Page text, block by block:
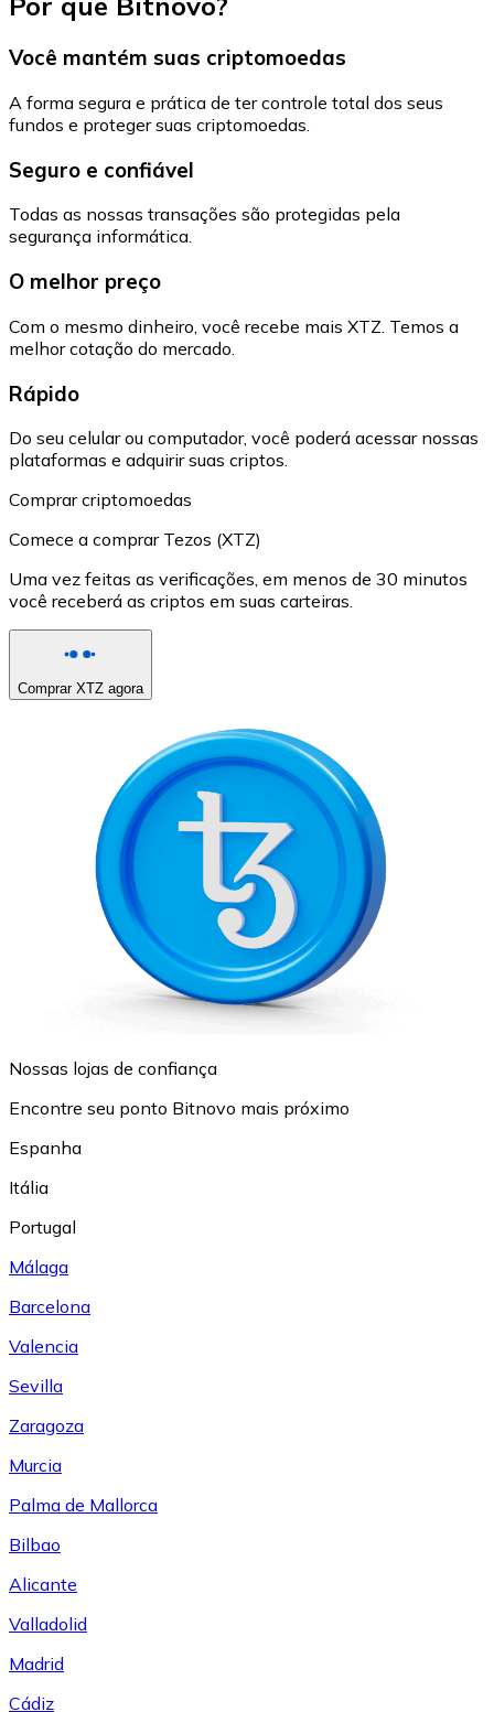
Você mantém suas criptomoedas
A forma segura e prática de ter controle total dos seus
fundos e proteger suas criptomoedas.
Seguro e confiável
Todas as nossas transações são protegidas pela
segurança informática.
O melhor preço
Com o mesmo dinheiro, você recebe mais XTZ. Temos a
melhor cotação do mercado.
Rápido
Do seu celular ou computador, você poderá acessar nossas
plataformas e adquirir suas criptos.
Comprar criptomoedas
Comece a comprar Tezos (XTZ)
Uma vez feitas as verificações, em menos de 30 minutos
você receberá as criptos em suas carteiras.
Comprar XTZ agora
Nossas lojas de confiança
Encontre seu ponto Bitnovo mais próximo
Espanha
Itália
Portugal
Málaga
Barcelona
Valencia
Sevilla
Zaragoza
Murcia
Palma de Mallorca
Bilbao
Alicante
Valladolid
Madrid
Cádiz